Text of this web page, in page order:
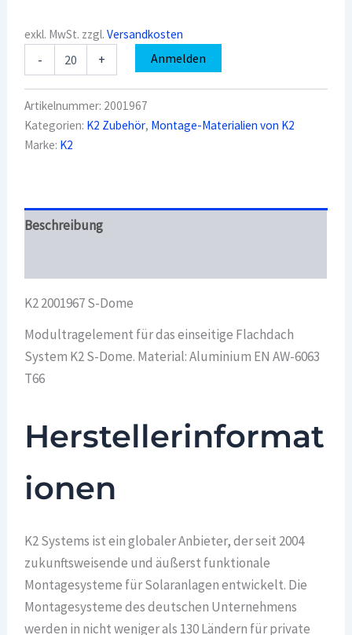
exkl. MwSt. zzgl.Versandkosten
-
2001967
Dome
Menge
+ Anmelden
Artikelnummer: 2001967
Kategorien: K2 Zubehör, Montage-Materialien von K2
Marke: K2
Beschreibung
K2 2001967 S-Dome
Modultragelement für das einseitige Flachdach
System K2 S-Dome. Material: Aluminium EN AW-6063
T66
Herstellerinformat
ionen
K2 Systems ist ein globaler Anbieter, der seit 2004
zukunftsweisende und äußerst funktionale
Montagesysteme für Solaranlagen entwickelt. Die
Montagesysteme des deutschen Unternehmens
werden in nicht weniger als 130 Ländern für private